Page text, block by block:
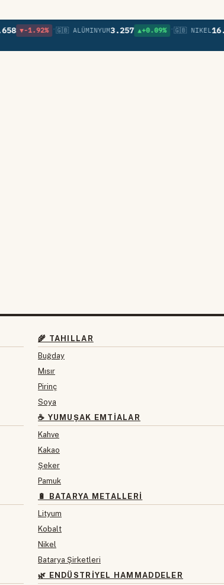
▼-1.92% •🇬🇧 ALÜMINYUM3.257 ▲+0.09% •🇬🇧 NIKEL16.936
🌾 TAHILLAR
Buğday
Mısır
Pirinç
Soya
☕ YUMUŞAK EMTIALAR
Kahve
Kakao
Şeker
Pamuk
🔋 BATARYA METALLERI
Lityum
Kobalt
Nikel
Batarya Şirketleri
🌿 ENDÜSTRIYEL HAMMADDELER